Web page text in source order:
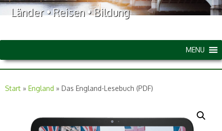
Länder • Reisen • Bildung
MENU
Start » England » Das England-Lesebuch (PDF)